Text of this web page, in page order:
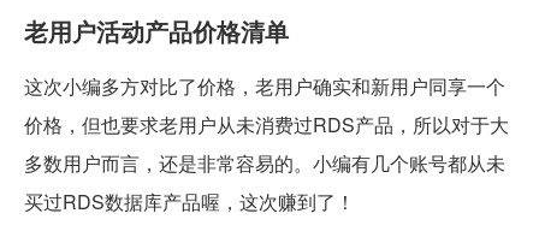
老用户活动产品价格清单
这次小编多方对比了价格，老用户确实和新用户同享一个
价格，但也要求老用户从未消费过RDS产品，所以对于大
多数用户而言，还是非常容易的。小编有几个账号都从未
买过RDS数据库产品喔，这次赚到了！